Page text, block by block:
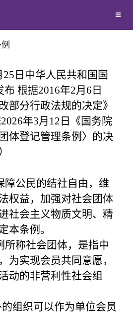
联大校友会
计划
体平台
风采
文苑
讲坛
视界
化服务
大赛
信息
简介
致辞
章程
会名单
法规
我们
25日中华人民共和国国
根据2016年2月6日
部分行政法规的决定》
年3月12日《国务院
体登记管理条例〉的决
公民的结社自由，维
权益，加强对社会团体
社会主义物质文明、精
本条例。
称社会团体，是指中
为实现会员共同意愿，
动的非营利性社会组
组织可以作为单位会员